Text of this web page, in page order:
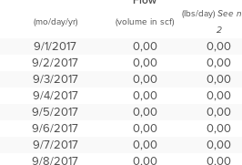
(mo/day/yr) (volume in scf)
(lbs/day) See
2
9/1/2017 0,00 0,00
9/2/2017
0,00 0,00
9/3/2017
0,00 0,00
9/4/2017
0,00 0,00
9/5/2017
0,00 0,00
9/6/2017
0,00 0,00
9/7/2017
0,00 0,00
9/8/2017
0,00 0,00